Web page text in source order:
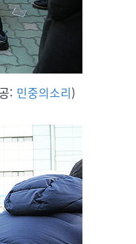
: 민중의소리)